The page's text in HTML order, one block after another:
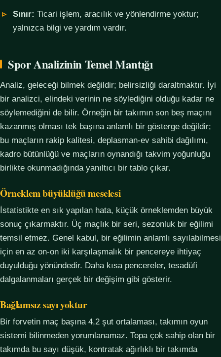
Sınır: Ticari işlem, aracılık ve yönlendirme yoktur;
yalnızca bilgi ve yardım vardır.
Spor Analizinin Temel Mantığı
Analiz, geleceği bilmek değildir; belirsizliği daraltmaktır. İyi
bir analizci, elindeki verinin ne söylediğini olduğu kadar ne
söylemediğini de bilir. Örneğin bir takımın son beş maçını
kazanmış olması tek başına anlamlı bir gösterge değildir;
bu maçların rakip kalitesi, deplasman-ev sahibi dağılımı,
kadro bütünlüğü ve maçların oynandığı takvim yoğunluğu
birlikte okunmadığında yanıltıcı bir tablo çıkar.
Örneklem büyüklüğü meselesi
İstatistikte en sık yapılan hata, küçük örneklemden büyük
sonuç çıkarmaktır. Üç maçlık bir seri, sezonluk bir eğilimi
temsil etmez. Genel kabul, bir eğilimin anlamlı sayılabilmesi
için en az on-on iki karşılaşmalık bir pencereye ihtiyaç
duyulduğu yönündedir. Daha kısa pencereler, tesadüfi
dalgalanmaları gerçek bir değişim gibi gösterir.
Bağlamsız sayı yoktur
Bir forvetin maç başına 4,2 şut ortalaması, takımın oyun
sistemi bilinmeden yorumlanamaz. Topa çok sahip olan bir
takımda bu sayı düşük, kontratak ağırlıklı bir takımda